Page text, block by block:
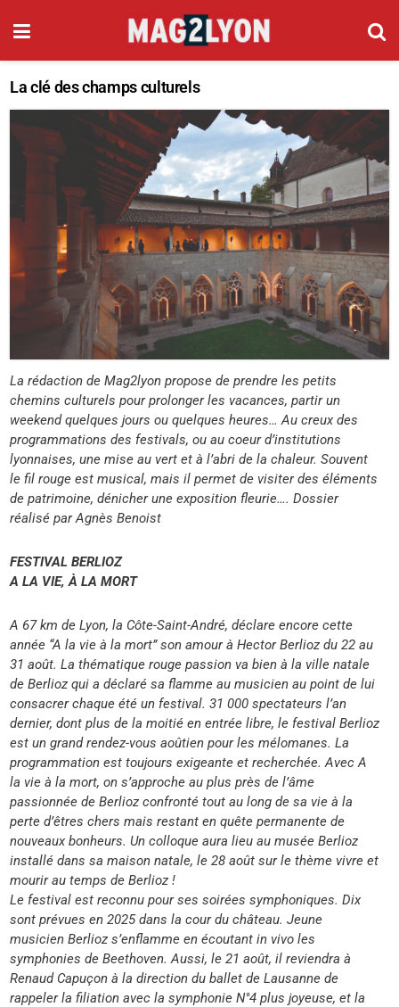
La clé des champs culturels
La rédaction de Mag2lyon propose de prendre les petits
chemins culturels pourprolonger les vacances, partir un
weekend quelques jours ou quelques heures…Au creux des
programmations des festivals, ou au coeur d’institutions
lyonnaises,une mise au vert et à l’abri de la chaleur. Souvent
le fil rouge est musical, mais ilpermet de visiter des éléments
de patrimoine, dénicher une exposition fleurie….Dossier
réalisé par Agnès Benoist
FESTIVAL BERLIOZ
A LA VIE, À LA MORT
A 67 km de Lyon, la Côte-Saint-André, déclare encorecette
année “A la vie à la mort” son amour à HectorBerlioz du 22 au
31 août.La thématique rouge passion va bien à la ville natale
deBerlioz qui a déclaré sa flamme au musicien au point delui
consacrer chaque été un festival. 31 000 spectateurs l’an
dernier, dont plus de la moitié en entrée libre, le festival Berlioz
est un grand rendez-vous aoûtien pour les mélomanes.La
programmation est toujours exigeante et recherchée.Avec A
la vie à la mort, on s’approche au plus près de l’âme
passionnée de Berlioz confronté tout au long de sa vie àla
perte d’êtres chers mais restant en quête permanente de
nouveaux bonheurs. Un colloque aura lieu au musée Berlioz
installé dans sa maison natale, le 28 août sur le thème vivreet
mourir au temps de Berlioz !
Le festival est reconnu pour ses soirées symphoniques. Dix
sont prévues en 2025 dans la cour du château. Jeune
musicienBerlioz s’enflamme en écoutant in vivo les
symphoniesde Beethoven. Aussi, le 21 août, il reviendra à
Renaud Capuçon à la direction duballet de Lausanne de
rappeler la filiationavec la symphonie N°4plus joyeuse, etla